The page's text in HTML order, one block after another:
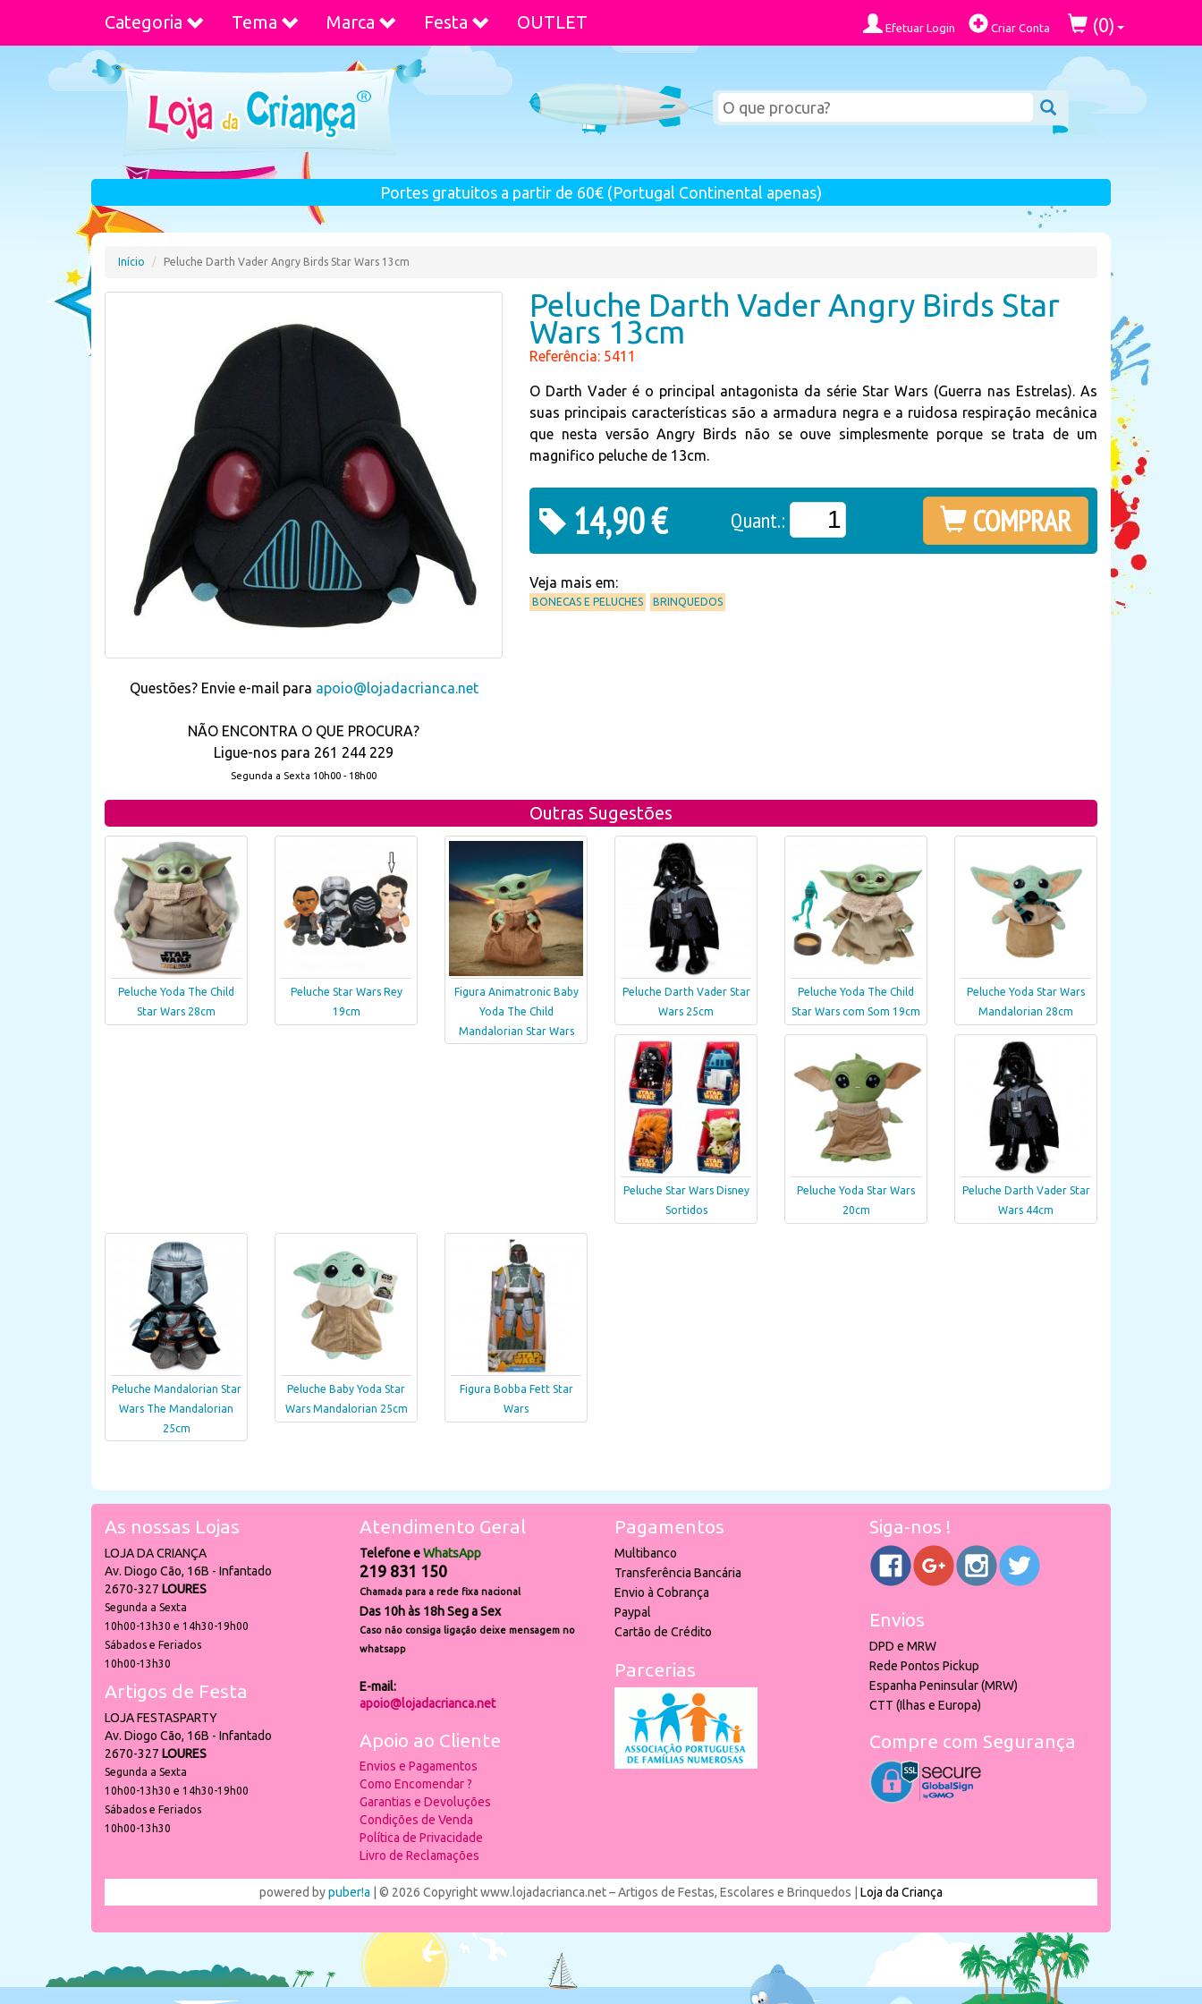
Categoria Tema Marca Festa OUTLET Efetuar Login Criar Conta (0)
Portes gratuitos a partir de 60€ (Portugal Continental apenas)
Início Peluche Darth Vader Angry Birds Star Wars 13cm
Questões? Envie e-mail para apoio@lojadacrianca.net
NÃO ENCONTRA O QUE PROCURA?
Ligue-nos para 261 244 229
Segunda a Sexta 10h00 - 18h00
Peluche Darth Vader Angry Birds Star
Wars 13cm
Referência: 5411
O Darth Vader é o principal antagonista da série Star Wars (Guerra nas Estrelas). As
suas principais características são a armadura negra e a ruidosa respiração mecânica
que nesta versão Angry Birds não se ouve simplesmente porque se trata de um
magnifico peluche de 13cm.
14,90 € Quant.: COMPRAR
Veja mais em:
BONECAS E PELUCHES BRINQUEDOS
Outras Sugestões
Peluche Yoda The Child
Star Wars 28cm
Peluche Star Wars Rey
19cm
Figura Animatronic Baby
Yoda The Child
Mandalorian Star Wars
Peluche Darth Vader Star
Wars 25cm
Peluche Yoda The Child
Star Wars com Som 19cm
Peluche Yoda Star Wars
Mandalorian 28cm
Peluche Star Wars Disney
Sortidos
Peluche Yoda Star Wars
20cm
Peluche Darth Vader Star
Wars 44cm
Peluche Mandalorian Star
Wars The Mandalorian
25cm
Peluche Baby Yoda Star
Wars Mandalorian 25cm
Figura Bobba Fett Star
Wars
As nossas Lojas
LOJA DA CRIANÇA
Av. Diogo Cão, 16B - Infantado
2670-327 LOURES
Segunda a Sexta
10h00-13h30 e 14h30-19h00
Sábados e Feriados
10h00-13h30
Artigos de Festa
LOJA FESTASPARTY
Av. Diogo Cão, 16B - Infantado
2670-327 LOURES
Segunda a Sexta
10h00-13h30 e 14h30-19h00
Sábados e Feriados
10h00-13h30
Atendimento Geral
Telefone eWhatsApp
219 831 150
Chamada para a rede fixa nacional
Das 10h às 18h Seg a Sex
Caso não consiga ligação deixe mensagem no
whatsapp
E-mail:
apoio@lojadacrianca.net
Apoio ao Cliente
Envios e Pagamentos
Como Encomendar ?
Garantias e Devoluções
Condições de Venda
Política de Privacidade
Livro de Reclamações
Pagamentos
Multibanco
Transferência Bancária
Envio à Cobrança
Paypal
Cartão de Crédito
Parcerias
Siga-nos !
Envios
DPD e MRW
Rede Pontos Pickup
Espanha Peninsular (MRW)
CTT (Ilhas e Europa)
Compre com Segurança
powered bypuber!a | © 2026 Copyright www.lojadacrianca.net – Artigos de Festas, Escolares e Brinquedos | Loja da Criança